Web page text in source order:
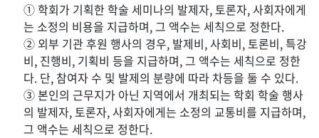
① 학회가 기획한 학술 세미나의 발제자, 토론자, 사회자에게
는 소정의 비용을 지급하며, 그 액수는 세칙으로 정한다.
② 외부 기관 후원 행사의 경우, 발제비, 사회비, 토론비, 특강
비, 진행비, 기획비 등을 지급하며, 그 액수는 세칙으로 정한
다. 단, 참여자 수 및 발제의 분량에 따라 차등을 둘 수 있다.
③ 본인의 근무지가 아닌 지역에서 개최되는 학회 학술 행사
의 발제자, 토론자, 사회자에게는 소정의 교통비를 지급하며,
그 액수는 세칙으로 정한다.